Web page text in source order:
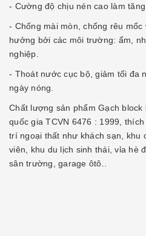
- Cường độ chịu nén cao làm
- Chống mài mòn, chống rêu
hưởng bởi các môi trường: ẩm,
nghiệp.
- Thoát nước cục bộ, giảm tối đa
ngày nóng.
Chất lượng sản phẩm Gạch
quốc gia TCVN 6476 : 1999,
trí ngoại thất như khách sạn, khu
viên, khu du lịch sinh thái, vỉa hè
sân trường, garage ôtô..